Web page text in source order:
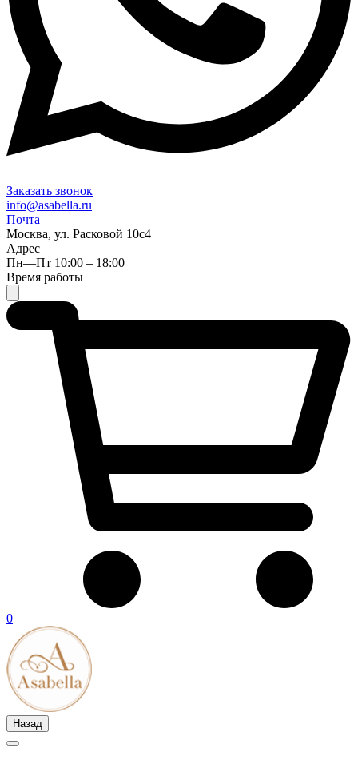
Заказать звонок
info@asabella.ru
Почта
Москва, ул. Расковой 10с4
Адрес
Пн—Пт 10:00 – 18:00
Время работы
0
Назад